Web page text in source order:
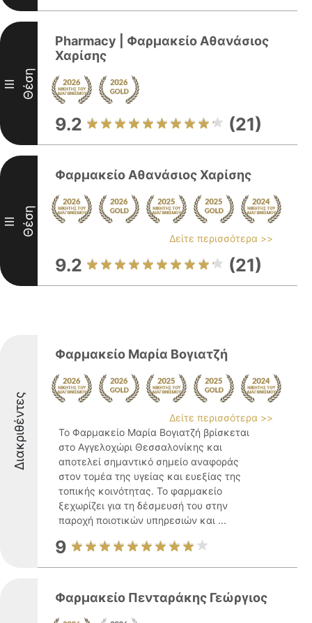
III Θέση
Pharmacy | Φαρμακείο Αθανάσιος
Χαρίσης
9.2 (21)
III Θέση
Φαρμακείο Αθανάσιος Χαρίσης
Δείτε περισσότερα >>
9.2 (21)
Διακριθέντες
Φαρμακείο Μαρία Βογιατζή
Δείτε περισσότερα >>
Το Φαρμακείο Μαρία Βογιατζή βρίσκεται
στο Αγγελοχώρι Θεσσαλονίκης και
αποτελεί σημαντικό σημείο αναφοράς
στον τομέα της υγείας και ευεξίας της
τοπικής κοινότητας. Το φαρμακείο
ξεχωρίζει για τη δέσμευσή του στην
παροχή ποιοτικών υπηρεσιών και ...
9
Φαρμακείο Πενταράκης Γεώργιος